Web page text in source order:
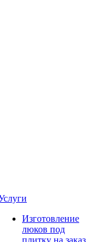
Изготовление
люков под
плитку на заказ